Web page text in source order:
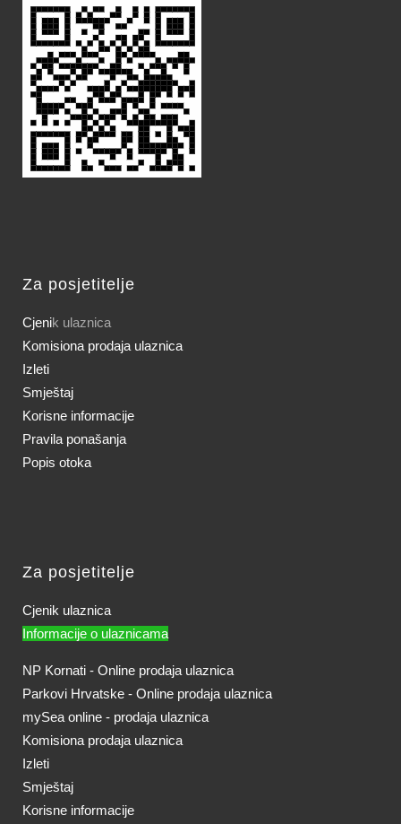
Za posjetitelje
Cjenik ulaznica
Komisiona prodaja ulaznica
Izleti
Smještaj
Korisne informacije
Pravila ponašanja
Popis otoka
Za posjetitelje
Cjenik ulaznica
Informacije o ulaznicama
NP Kornati - Online prodaja ulaznica
Parkovi Hrvatske - Online prodaja ulaznica
mySea online - prodaja ulaznica
Komisiona prodaja ulaznica
Izleti
Smještaj
Korisne informacije